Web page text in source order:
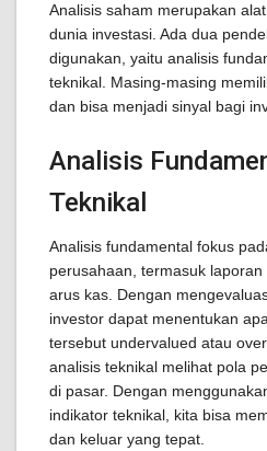
Analisis saham merupakan
dunia investasi. Ada dua
digunakan, yaitu analisis
teknikal. Masing-masing
dan bisa menjadi sinyal bagi
Analisis
Teknikal
Analisis fundamental fokus
perusahaan, termasuk
arus kas. Dengan
investor dapat menentukan
tersebut undervalued atau
analisis teknikal melihat pola
di pasar. Dengan
indikator teknikal, kita bisa
dan keluar yang tepat.